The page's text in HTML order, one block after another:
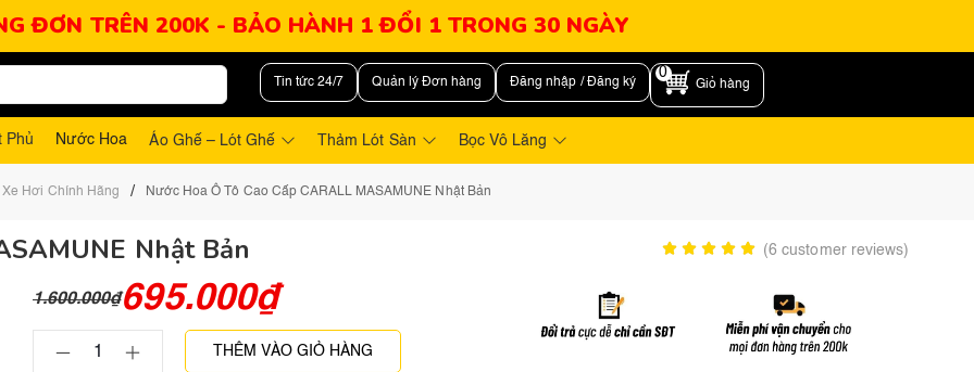
ĐƠN TRÊN 200K - BẢO HÀNH 1 ĐỔI 1 TRONG 30 NGÀY
Tin tức 24/7 Quản lý Đơn hàng Đăng nhập / Đăng ký
0
Giỏ hàng
Phủ Nước Hoa Áo Ghế – Lót Ghế Thảm Lót Sàn Bọc Vô Lăng
Hơi Chính Hãng / Nước Hoa Ô Tô Cao Cấp CARALL MASAMUNE Nhật Bản
Nhật Bản (6 customer reviews)
1.600.000₫695.000₫
THÊM VÀO GIỎ HÀNG